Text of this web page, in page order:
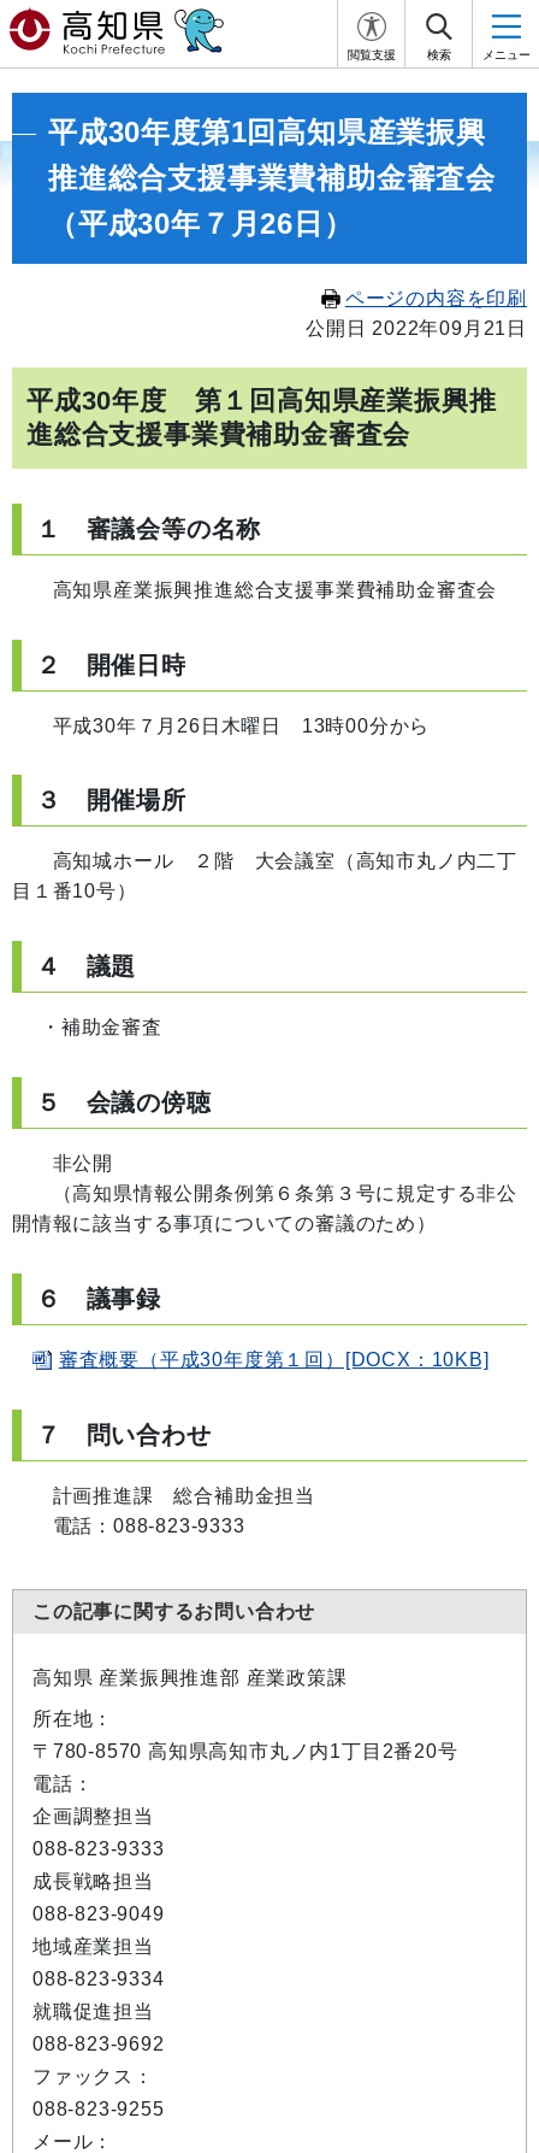
閲覧支援 検索 メニュー
平成30年度第1回高知県産業振興
推進総合支援事業費補助金審査会
（平成30年７月26日）
ページの内容を印刷
公開日 2022年09月21日
平成30年度 第１回高知県産業振興推
進総合支援事業費補助金審査会
１ 審議会等の名称
高知県産業振興推進総合支援事業費補助金審査会
２ 開催日時
平成30年７月26日木曜日 13時00分から
３ 開催場所
高知城ホール ２階 大会議室（高知市丸ノ内二丁
目１番10号）
４ 議題
・補助金審査
５ 会議の傍聴
非公開
（高知県情報公開条例第６条第３号に規定する非公
開情報に該当する事項についての審議のため）
６ 議事録
審査概要（平成30年度第１回）[DOCX：10KB]
７ 問い合わせ
計画推進課 総合補助金担当
電話：088-823-9333
この記事に関するお問い合わせ
高知県 産業振興推進部 産業政策課
所在地：
〒780-8570 高知県高知市丸ノ内1丁目2番20号
電話：
企画調整担当
088-823-9333
成長戦略担当
088-823-9049
地域産業担当
088-823-9334
就職促進担当
088-823-9692
ファックス：
088-823-9255
メール：